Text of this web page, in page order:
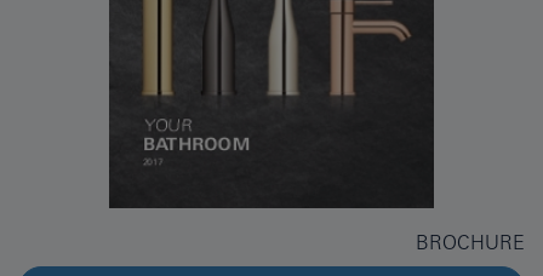
BROCHURE